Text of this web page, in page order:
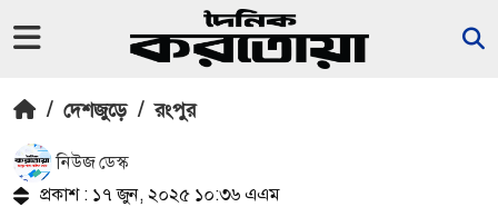
/ দেশজুড়ে / রংপুর
নিউজ ডেস্ক
প্রকাশ : ১৭ জুন, ২০২৫ ১০:৩৬ এএম